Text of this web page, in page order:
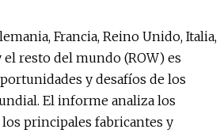
Francia, Reino Unido, Italia,
el resto del mundo (ROW) es
y desafíos de los
El informe analiza los
principales fabricantes y